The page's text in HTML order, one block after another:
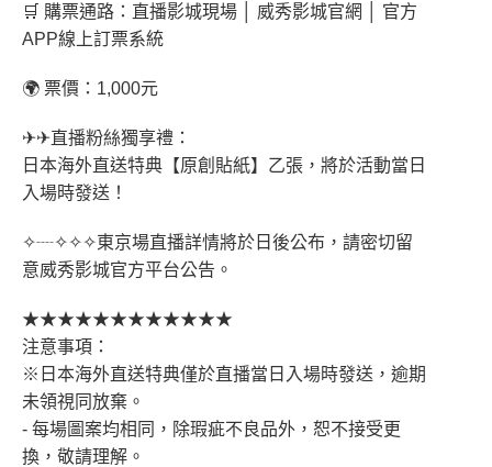
🛒 購票通路：直播影城現場 │ 威秀影城官網 │ 官方
APP線上訂票系統
🌍 票價：1,000元
✈✈直播粉絲獨享禮：
日本海外直送特典【原創貼紙】乙張，將於活動當日
入場時發送！
✧┈✧✧✧東京場直播詳情將於日後公布，請密切留
意威秀影城官方平台公告。
★★★★★★★★★★★★
注意事項：
※日本海外直送特典僅於直播當日入場時發送，逾期
未領視同放棄。
- 每場圖案均相同，除瑕疵不良品外，恕不接受更
換，敬請理解。